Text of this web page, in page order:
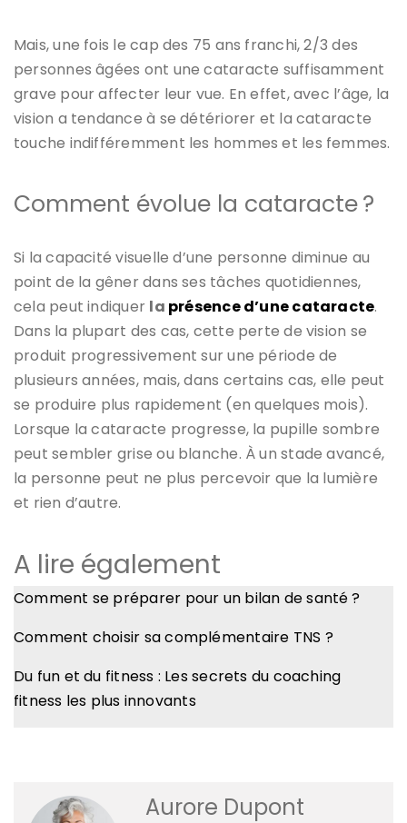
Mais, une fois le cap des 75 ans franchi, 2/3 des
personnes âgées ont une cataracte suffisamment
grave pour affecter leur vue. En effet, avec l’âge, la
vision a tendance à se détériorer et la cataracte
touche indifféremment les hommes et les femmes.
Comment évolue la cataracte ?
Si la capacité visuelle d’une personne diminue au
point de la gêner dans ses tâches quotidiennes,
cela peut indiquer la présence d’une cataracte.
Dans la plupart des cas, cette perte de vision se
produit progressivement sur une période de
plusieurs années, mais, dans certains cas, elle peut
se produire plus rapidement (en quelques mois).
Lorsque la cataracte progresse, la pupille sombre
peut sembler grise ou blanche. À un stade avancé,
la personne peut ne plus percevoir que la lumière
et rien d’autre.
A lire également
Comment se préparer pour un bilan de santé ?
Comment choisir sa complémentaire TNS ?
Du fun et du fitness : Les secrets du coaching
fitness les plus innovants
Aurore Dupont